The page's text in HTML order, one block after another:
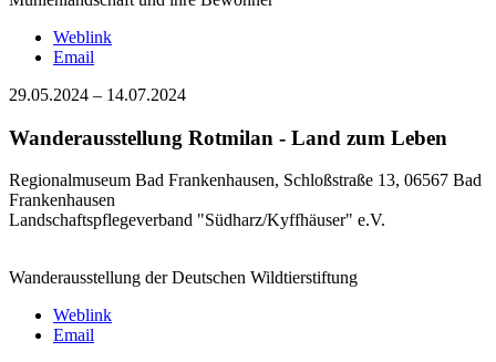
Weblink
Email
29.05.2024 – 14.07.2024
Wanderausstellung Rotmilan - Land zum Leben
Regionalmuseum Bad Frankenhausen, Schloßstraße 13, 06567 Bad
Frankenhausen
Landschaftspflegeverband "Südharz/Kyffhäuser" e.V.
Wanderausstellung der Deutschen Wildtierstiftung
Weblink
Email